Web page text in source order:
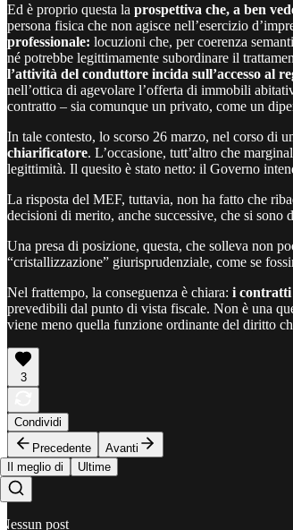
Ed è proprio questa la prospettiva che, a ben
persona fisica che non agisce nell’esercizio
professionale: locuzioni che, per coerenza
né potrebbe legittimamente subordinare il
l’attività del conduttore incida sull’accesso al
nell’ottica di agevolare l’offerta di immobili
contratto – sia comunque un privato, come un
In tale contesto, lo scorso 26 marzo, nel corso di
chiarificatore. L’occasione, tutt’altro che
legittimità. Il quesito è stato netto: il Governo
La risposta del MEF, tuttavia, non ha fatto che
decisioni di merito, anche successive, che si
Una presa di posizione, questa, che solleva non
“cristallizzazione” giurisprudenziale, come se
Nel frattempo, la conseguenza è chiara: i contratti
prevedibili dal punto di vista fiscale. Non è una
viene meno quella funzione ordinante del diritto
3
Condividi
Precedente
Avanti
Il meglio di
Ultime
Nessun post